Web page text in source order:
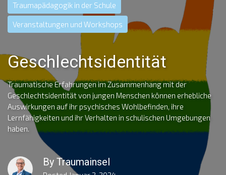
Traumapädagogik in der Schule
Veranstaltungen und Workshops
Geschlechtsidentität
Traumatische Erfahrungen im Zusammenhang mit der
Geschlechtsidentität von jungen Menschen können erhebliche
Auswirkungen auf ihr psychisches Wohlbefinden, ihre
Lernfähigkeiten und ihr Verhalten in schulischen Umgebungen
haben.
By Traumainsel